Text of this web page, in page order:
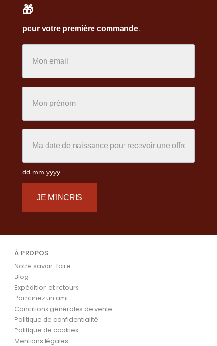
🎁
pour votre première commande.
dd-mm-yyyy
JE M'INCRIS
À PROPOS
Notre savoir-faire
Blog
Expédition et retours
Parrainez un ami
Conditions générales de vente
Politique de confidentialité
Politique de cookies
Mentions légales